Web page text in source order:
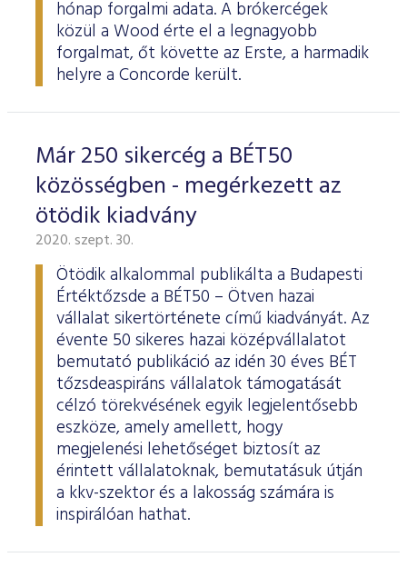
hónap forgalmi adata. A brókercégek
közül a Wood érte el a legnagyobb
forgalmat, őt követte az Erste, a harmadik
helyre a Concorde került.
Már 250 sikercég a BÉT50
közösségben - megérkezett az
ötödik kiadvány
2020. szept. 30.
Ötödik alkalommal publikálta a Budapesti
Értéktőzsde a BÉT50 – Ötven hazai
vállalat sikertörténete című kiadványát. Az
évente 50 sikeres hazai középvállalatot
bemutató publikáció az idén 30 éves BÉT
tőzsdeaspiráns vállalatok támogatását
célzó törekvésének egyik legjelentősebb
eszköze, amely amellett, hogy
megjelenési lehetőséget biztosít az
érintett vállalatoknak, bemutatásuk útján
a kkv-szektor és a lakosság számára is
inspirálóan hathat.